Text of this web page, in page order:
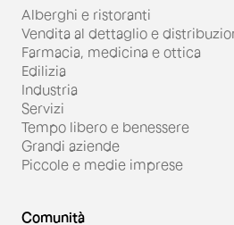
Alberghi e ristoranti
Vendita al dettaglio e
Farmacia, medicina e ottica
Edilizia
Industria
Servizi
Tempo libero e benessere
Grandi aziende
Piccole e medie imprese
Comunità